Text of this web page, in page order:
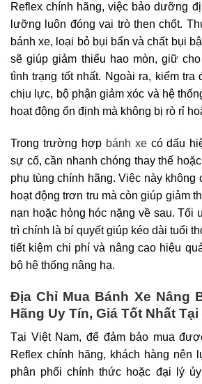
Reflex chính hãng, việc bảo dưỡng
lưỡng luôn đóng vai trò then chốt.
bánh xe, loại bỏ bụi bẩn và chất bụi
sẽ giúp giảm thiểu hao mòn, giữ
tình trạng tốt nhất. Ngoài ra, kiểm tra
chịu lực, bộ phận giảm xóc và hệ
hoạt động ổn định mà không bị rò rỉ
Trong trường hợp bánh xe có dấu
sự cố, cần nhanh chóng thay thế
phụ tùng chính hãng. Việc này không
hoạt động trơn tru mà còn giúp giảm
nạn hoặc hỏng hóc nặng về sau. Tối
trì chính là bí quyết giúp kéo dài tuổi
tiết kiệm chi phí và nâng cao hiệu
bộ hệ thống nâng hạ.
Địa Chỉ Mua Bánh Xe Nâng
Hãng Uy Tín, Giá Tốt Nhất Tại
Tại Việt Nam, để đảm bảo mua
Reflex chính hãng, khách hàng nên
phân phối chính thức hoặc đại lý